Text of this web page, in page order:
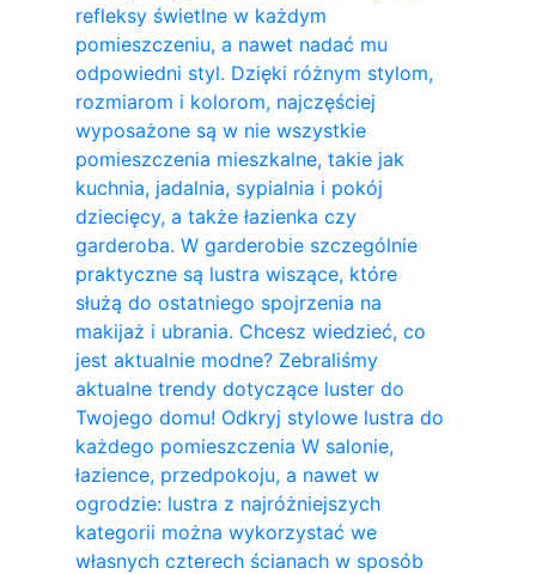
refleksy świetlne w każdym
pomieszczeniu, a nawet nadać mu
odpowiedni styl. Dzięki różnym stylom,
rozmiarom i kolorom, najczęściej
wyposażone są w nie wszystkie
pomieszczenia mieszkalne, takie jak
kuchnia, jadalnia, sypialnia i pokój
dziecięcy, a także łazienka czy
garderoba. W garderobie szczególnie
praktyczne są lustra wiszące, które
służą do ostatniego spojrzenia na
makijaż i ubrania. Chcesz wiedzieć, co
jest aktualnie modne? Zebraliśmy
aktualne trendy dotyczące luster do
Twojego domu! Odkryj stylowe lustra do
każdego pomieszczenia W salonie,
łazience, przedpokoju, a nawet w
ogrodzie: lustra z najróżniejszych
kategorii można wykorzystać we
własnych czterech ścianach w sposób